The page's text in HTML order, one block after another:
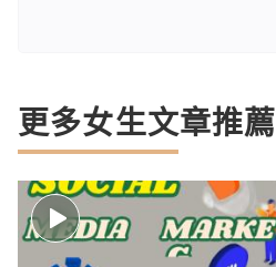
更多女生文章推薦